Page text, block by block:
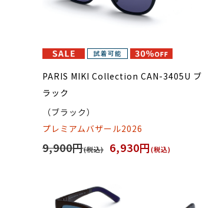
PARIS MIKI Collection CAN-3405U ブ
ラック
（ブラック）
プレミアムバザール2026
9,900円(税込) 6,930円(税込)